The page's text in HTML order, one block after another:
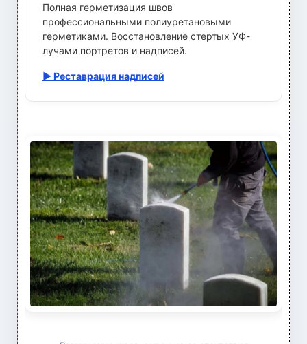
Полная герметизация швов
профессиональными полиуретановыми
герметиками. Восстановление стертых УФ-
лучами портретов и надписей.
▶ Реставрация надписей